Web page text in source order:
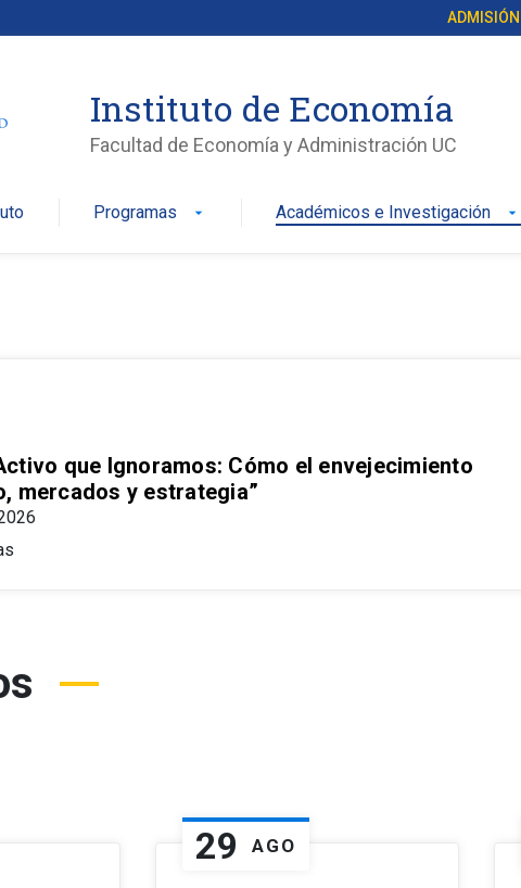
ADMISIÓN
Instituto de Economía
Facultad de Economía y Administración UC
Programas arrow_drop_down Académicos e Investigación arrow_drop_down
que Ignoramos: Cómo el envejecimiento
mercados y estrategia”
29 AGO